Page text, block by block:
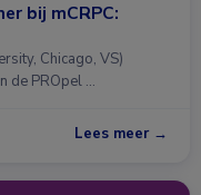
bij mCRPC:
Chicago, VS)
de PROpel …
Lees meer →